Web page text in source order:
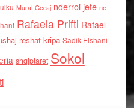
Murat Gecaj nderroi jete ne
Rafaela Prifti Rafael
reshat kripa Sadik Elshani
shqiptaret Sokol